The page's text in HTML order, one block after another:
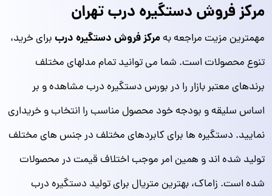
مرکز فروش دستگیره درب تهران
مهمترین مزیت مراجعه بهمرکز فروش دستگیره درببرای خرید،
تنوع محصولات است. شما می توانید تمام مدلهای مختلف
برندهای معتبر بازار را در بورس دستگیره درب مشاهده و بر
اساس سلیقه و بودجه خود محصول مناسب را انتخاب و خریداری
نمایید. دستگیره ها برای کابردهای مختلف در جنس های مختلف
تولید شده اند و همین امر موجب اختلاف قیمت در محصولات
شده است. زاماک، بهترین متریال برای تولید دستگیره درب